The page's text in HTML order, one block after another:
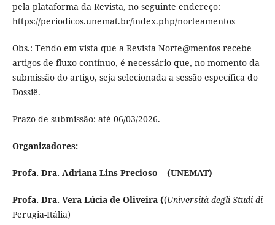
pela plataforma da Revista, no seguinte endereço:
https://periodicos.unemat.br/index.php/norteamentos
Obs.: Tendo em vista que a Revista Norte@mentos recebe
artigos de fluxo contínuo, é necessário que, no momento da
submissão do artigo, seja selecionada a sessão específica do
Dossiê.
Prazo de submissão: até 06/03/2026.
Organizadores:
Profa. Dra. Adriana Lins Precioso – (UNEMAT)
Profa. Dra. Vera Lúcia de Oliveira ((Università degli Studi di
Perugia-Itália)